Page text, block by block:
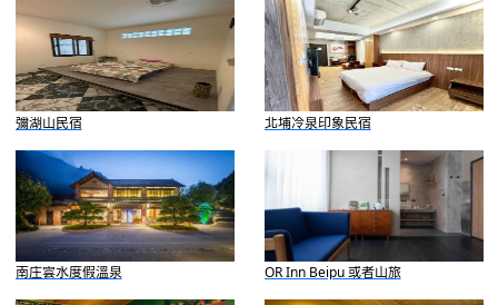
彌湖山民宿 北埔冷泉印象民宿
南庄雲水度假溫泉 OR Inn Beipu 或者山旅